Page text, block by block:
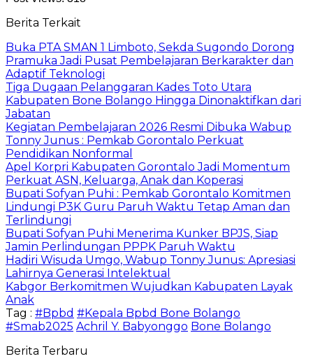
Berita Terkait
Buka PTA SMAN 1 Limboto, Sekda Sugondo Dorong
Pramuka Jadi Pusat Pembelajaran Berkarakter dan
Adaptif Teknologi
Tiga Dugaan Pelanggaran Kades Toto Utara
Kabupaten Bone Bolango Hingga Dinonaktifkan dari
Jabatan
Kegiatan Pembelajaran 2026 Resmi Dibuka Wabup
Tonny Junus : Pemkab Gorontalo Perkuat
Pendidikan Nonformal
Apel Korpri Kabupaten Gorontalo Jadi Momentum
Perkuat ASN, Keluarga, Anak dan Koperasi
Bupati Sofyan Puhi : Pemkab Gorontalo Komitmen
Lindungi P3K Guru Paruh Waktu Tetap Aman dan
Terlindungi
Bupati Sofyan Puhi Menerima Kunker BPJS, Siap
Jamin Perlindungan PPPK Paruh Waktu
Hadiri Wisuda Umgo, Wabup Tonny Junus: Apresiasi
Lahirnya Generasi Intelektual
Kabgor Berkomitmen Wujudkan Kabupaten Layak
Anak
Tag : #Bpbd #Kepala Bpbd Bone Bolango
#Smab2025 Achril Y. Babyonggo Bone Bolango
Berita Terbaru